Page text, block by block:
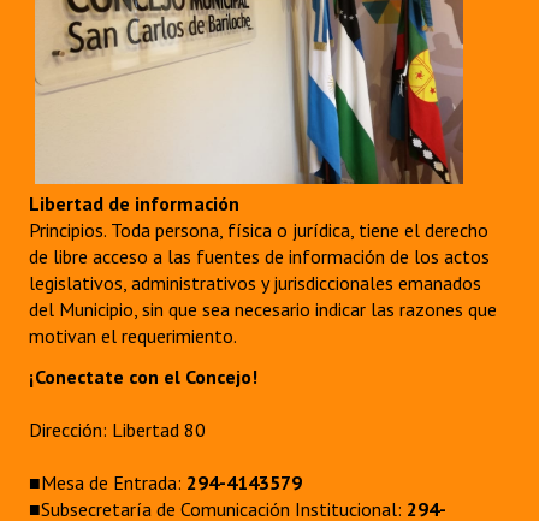
Libertad de información
Principios. Toda persona, física o jurídica, tiene el derecho
de libre acceso a las fuentes de información de los actos
legislativos, administrativos y jurisdiccionales emanados
del Municipio, sin que sea necesario indicar las razones que
motivan el requerimiento.
¡Conectate con el Concejo!
Dirección: Libertad 80
■Mesa de Entrada: 294-4143579
■Subsecretaría de Comunicación Institucional: 294-